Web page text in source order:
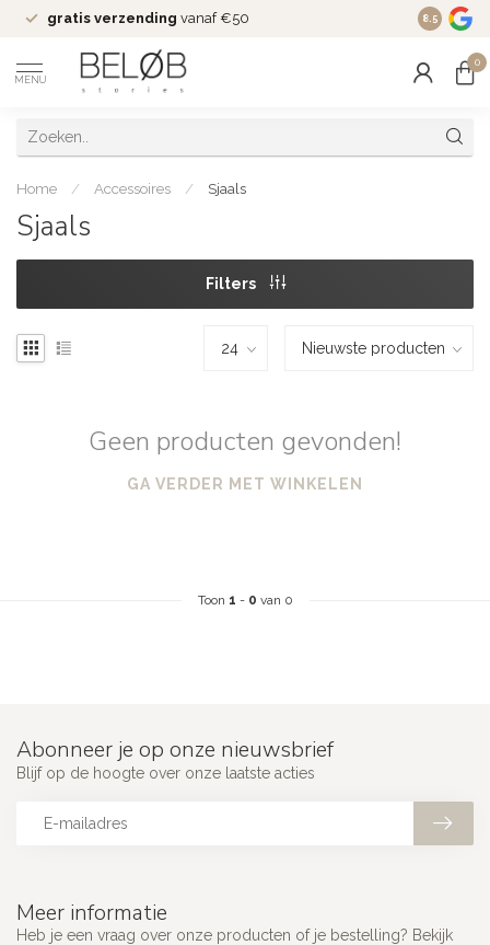
gratis verzending vanaf €50 Wekelijks
8.5
MENU
0
Home / Accessoires / Sjaals
Sjaals
Filters
Geen producten gevonden!
GA VERDER MET WINKELEN
Toon 1 - 0 van 0
Meer informatie
Heb je een vraag over onze producten of je bestelling? Bekijk
Abonneer je op onze nieuwsbrief
Blijf op de hoogte over onze laatste acties